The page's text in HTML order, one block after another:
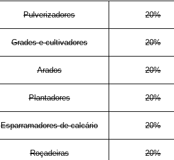
Pulverizadores 20%
Grades e cultivadores 20%
Arados 20%
Plantadores 20%
Esparramadores de calcário 20%
Roçadeiras 20%